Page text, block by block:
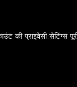
की प्राइवेसी सेटिंग्स